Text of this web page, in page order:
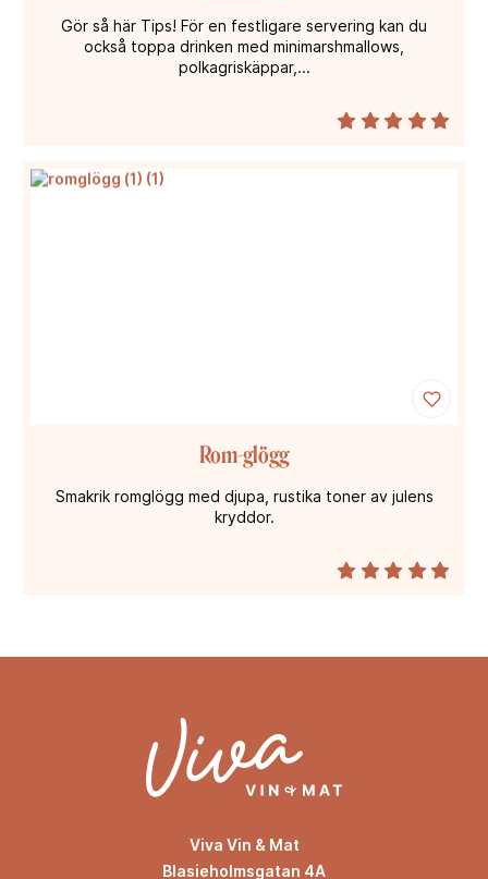
Gör så här Tips! För en festligare servering kan du
också toppa drinken med minimarshmallows,
polkagriskäppar,...
Rom-glögg
Smakrik romglögg med djupa, rustika toner av julens
kryddor.
Viva Vin & Mat
Blasieholmsgatan 4A